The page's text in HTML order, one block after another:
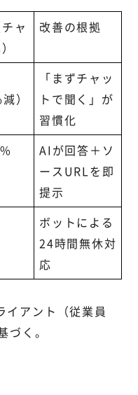
ャ
改善の根拠
）
「まずチャッ
トで聞く」が
習慣化
AIが回答＋ソ
ースURLを即
提示
ボットによる
24時間無休対
応
アント（従業員
く。